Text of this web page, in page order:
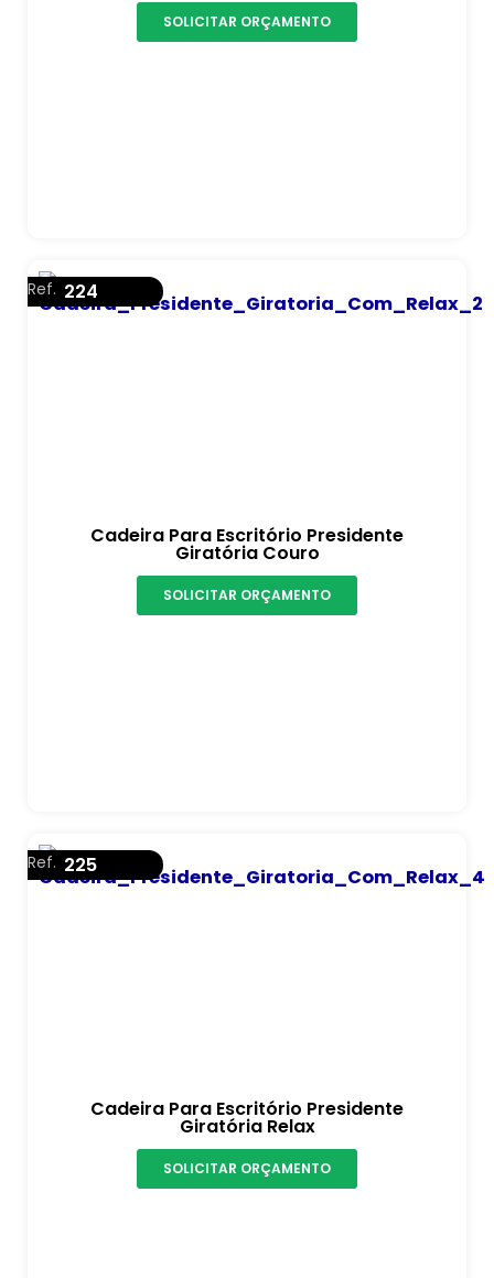
SOLICITAR ORÇAMENTO
Cadeira Para Escritório Presidente
Giratória Couro
Ref. 224
SOLICITAR ORÇAMENTO
Cadeira Para Escritório Presidente
Giratória Relax
Ref. 225
SOLICITAR ORÇAMENTO